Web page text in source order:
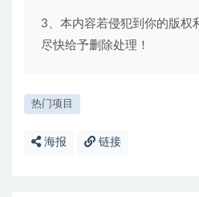
3、本内容若侵犯到你的版权
尽快给予删除处理！
热门项目
海报 链接